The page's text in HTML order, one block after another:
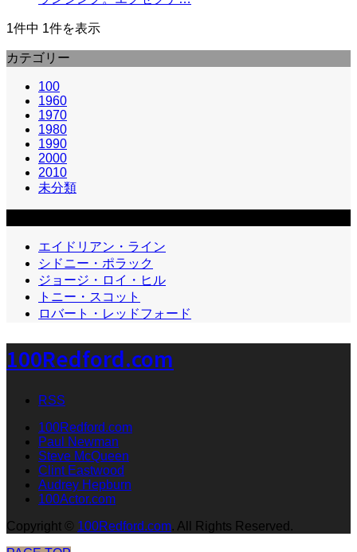
1件中 1件を表示
カテゴリー
100
1960
1970
1980
1990
2000
2010
未分類
エイドリアン・ライン
シドニー・ポラック
ジョージ・ロイ・ヒル
トニー・スコット
ロバート・レッドフォード
100Redford.com
RSS
100Redford.com
Paul Newman
Steve McQueen
Clint Eastwood
Audrey Hepburn
100Actor.com
Copyright © 100Redford.com. All Rights Reserved.